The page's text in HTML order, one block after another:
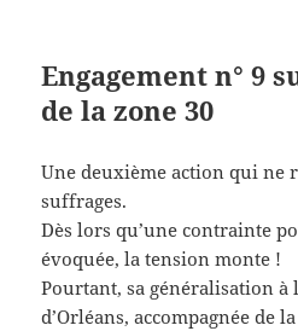
Engagement n° 9
de la zone 30
Une deuxième action qui ne
suffrages.
Dès lors qu’une contrainte
évoquée, la tension monte !
Pourtant, sa généralisation à
d’Orléans, accompagnée de